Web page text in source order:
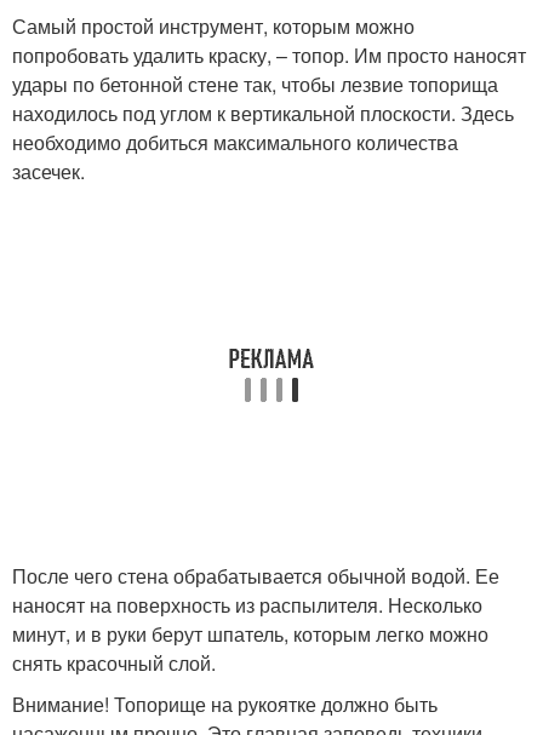
Самый простой инструмент, которым можно
попробовать удалить краску, – топор. Им просто наносят
удары по бетонной стене так, чтобы лезвие топорища
находилось под углом к вертикальной плоскости. Здесь
необходимо добиться максимального количества
засечек.
После чего стена обрабатывается обычной водой. Ее
наносят на поверхность из распылителя. Несколько
минут, и в руки берут шпатель, которым легко можно
снять красочный слой.
Внимание! Топорище на рукоятке должно быть